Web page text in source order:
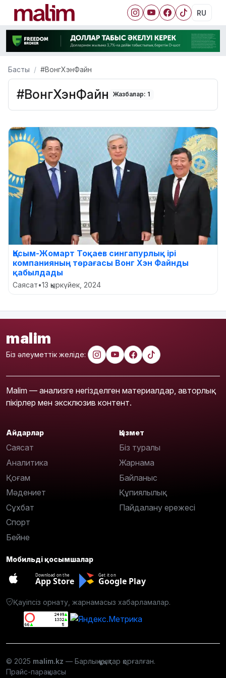
RU
Басты #ВонгХэнФайн
#ВонгХэнФайн Жазбалар: 1
Қасым-Жомарт Тоқаев сингапурлық ірі
компанияның төрағасы Вонг Хэн Файнды
қабылдады
Саясат•13 қыркүйек, 2024
malim
Біз әлеуметтік желіде:
Malim — анализге негізделген материалдар, авторлық
пікірлер мен эксклюзив контент.
Айдарлар
Саясат
Аналитика
Қоғам
Мәдениет
Сұхбат
Спорт
Бейне
Қызмет
Біз туралы
Жарнама
Байланыс
Құпиялылық
Пайдалану ережесі
Мобильді қосымшалар
Download on the
App Store
Get it on
Google Play
Қауіпсіз орнату, жарнамасыз хабарламалар.
© 2025 malim.kz — Барлық құқықтар қорғалған.
Прайс-парақшасы